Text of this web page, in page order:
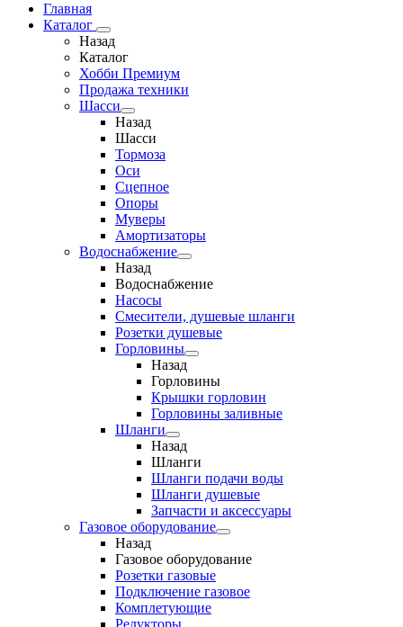
Главная
Каталог
Назад
Каталог
Хобби Премиум
Продажа техники
Шасси
Назад
Шасси
Тормоза
Оси
Сцепное
Опоры
Муверы
Амортизаторы
Водоснабжение
Назад
Водоснабжение
Насосы
Смесители, душевые шланги
Розетки душевые
Горловины
Назад
Горловины
Крышки горловин
Горловины заливные
Шланги
Назад
Шланги
Шланги подачи воды
Шланги душевые
Запчасти и аксессуары
Газовое оборудование
Назад
Газовое оборудование
Розетки газовые
Подключение газовое
Комплетующие
Редукторы